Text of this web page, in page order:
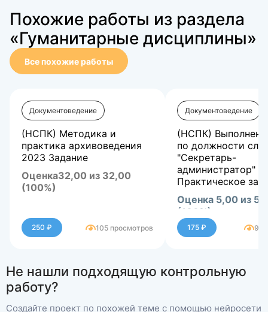
Похожие работы из раздела
«Гуманитарные дисциплины»
Все похожие работы
Документоведение
(НСПК) Методика и
практика архивоведения
2023 Задание
Оценка32,00 из 32,00
(100%)
250 ₽ 105 просмотров
Документоведение
(НСПК)
по должности
"Секретарь-
администратор"
Практическое
Оценка 5,00 из
(100%)
175 ₽ 99
Не нашли подходящую контрольную
работу?
Создайте проект по похожей теме с помощью нейросети